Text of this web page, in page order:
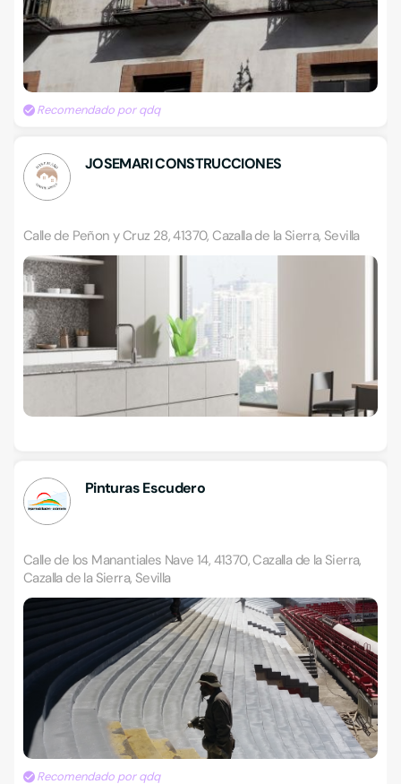
Recomendado por qdq
JOSEMARI CONSTRUCCIONES
Calle de Peñon y Cruz 28, 41370, Cazalla de la Sierra, Sevilla
Pinturas Escudero
Calle de los Manantiales Nave 14, 41370, Cazalla de la Sierra,
Cazalla de la Sierra, Sevilla
Recomendado por qdq